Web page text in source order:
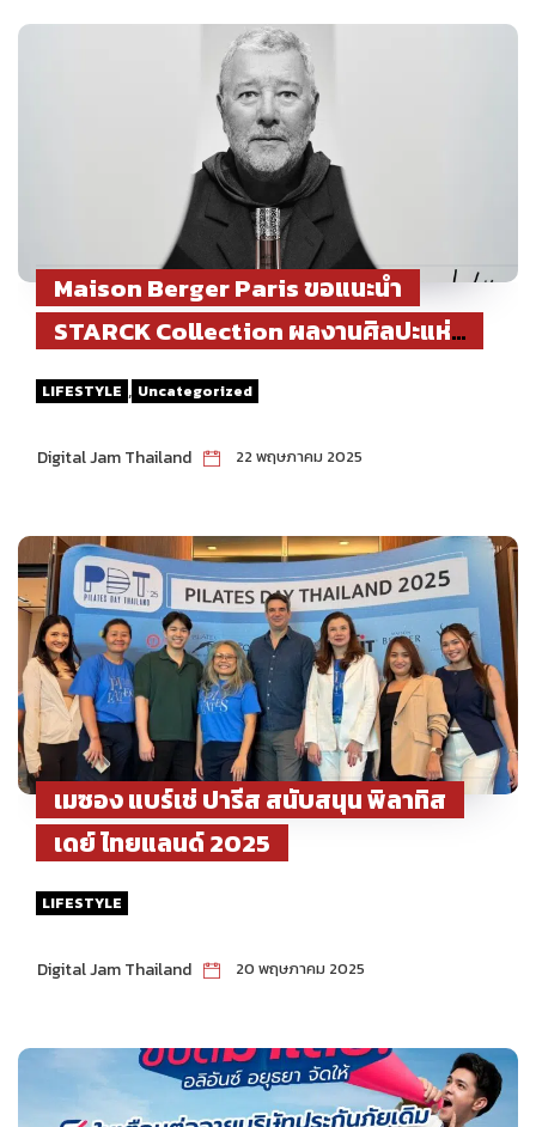
Maison Berger Paris ขอแนะนำ
STARCK Collection ผลงานศิลปะแห่ง
กลิ่นหอมและดีไซน์เหนือระดับ โดย
LIFESTYLE , Uncategorized
Digital Jam Thailand 22 พฤษภาคม 2025
เมซอง แบร์เช่ ปารีส สนับสนุน พิลาทิส
เดย์ ไทยแลนด์ 2025
LIFESTYLE
Digital Jam Thailand 20 พฤษภาคม 2025